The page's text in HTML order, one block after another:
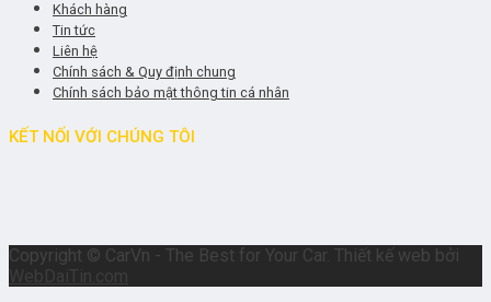
Khách hàng
Tin tức
Liên hệ
Chính sách & Quy định chung
Chính sách bảo mật thông tin cá nhân
KẾT NỐI VỚI CHÚNG TÔI
Copyright © CarVn - The Best for Your Car. Thiết kế web bởi
WebDaiTin.com